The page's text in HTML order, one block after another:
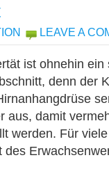
LEAVE A
ist ohnehin ein
denn der
aus, damit
werden. Für
des